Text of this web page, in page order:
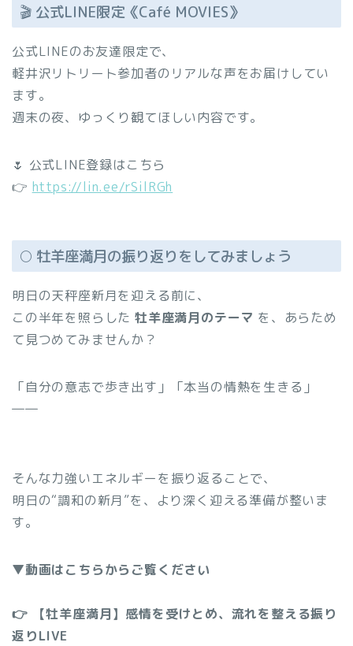
🎬 公式LINE限定《Café MOVIES》
公式LINEのお友達限定で、
軽井沢リトリート参加者のリアルな声をお届けしてい
ます。
週末の夜、ゆっくり観てほしい内容です。
🌷 公式LINE登録はこちら
👉 https://lin.ee/rSilRGh
🌕 牡羊座満月の振り返りをしてみましょう
明日の天秤座新月を迎える前に、
この半年を照らした牡羊座満月のテーマ を、あらため
て見つめてみませんか？
「自分の意志で歩き出す」「本当の情熱を生きる」
――
そんな力強いエネルギーを振り返ることで、
明日の“調和の新月”を、より深く迎える準備が整いま
す。
▼動画はこちらからご覧ください
👉 【牡羊座満月】感情を受けとめ、流れを整える振り
返りLIVE